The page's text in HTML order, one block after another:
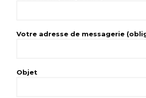
Votre adresse de messagerie
Objet